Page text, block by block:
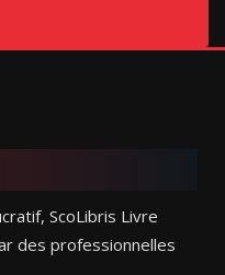
ScoLibris Livre
des professionnelles